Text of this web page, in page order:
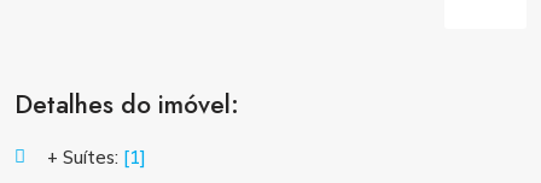
Detalhes do imóvel:
+ Suítes: [1]